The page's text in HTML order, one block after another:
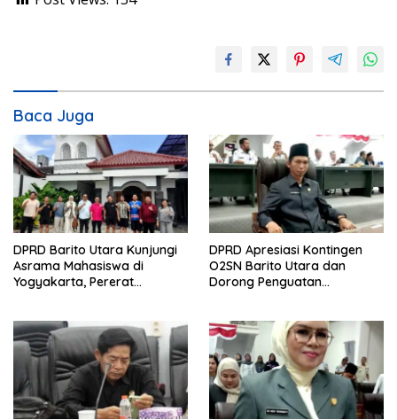
Baca Juga
DPRD Barito Utara Kunjungi
Asrama Mahasiswa di
Yogyakarta, Pererat
DPRD Apresiasi Kontingen
O2SN Barito Utara dan
Dorong Penguatan